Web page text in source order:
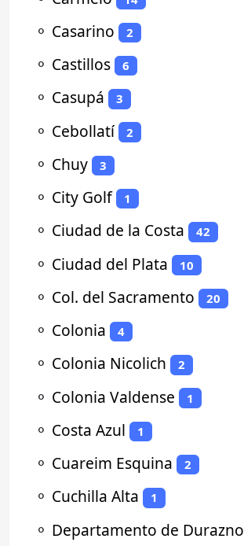
⚬ Casarino 2
⚬ Castillos 6
⚬ Casupá 3
⚬ Cebollatí 2
⚬ Chuy 3
⚬ City Golf 1
⚬ Ciudad de la Costa 42
⚬ Ciudad del Plata 10
⚬ Col. del Sacramento 20
⚬ Colonia 4
⚬ Colonia Nicolich 2
⚬ Colonia Valdense 1
⚬ Costa Azul 1
⚬ Cuareim Esquina 2
⚬ Cuchilla Alta 1
⚬ Departamento de Durazno